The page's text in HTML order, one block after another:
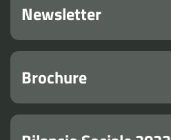
Newsletter
Brochure